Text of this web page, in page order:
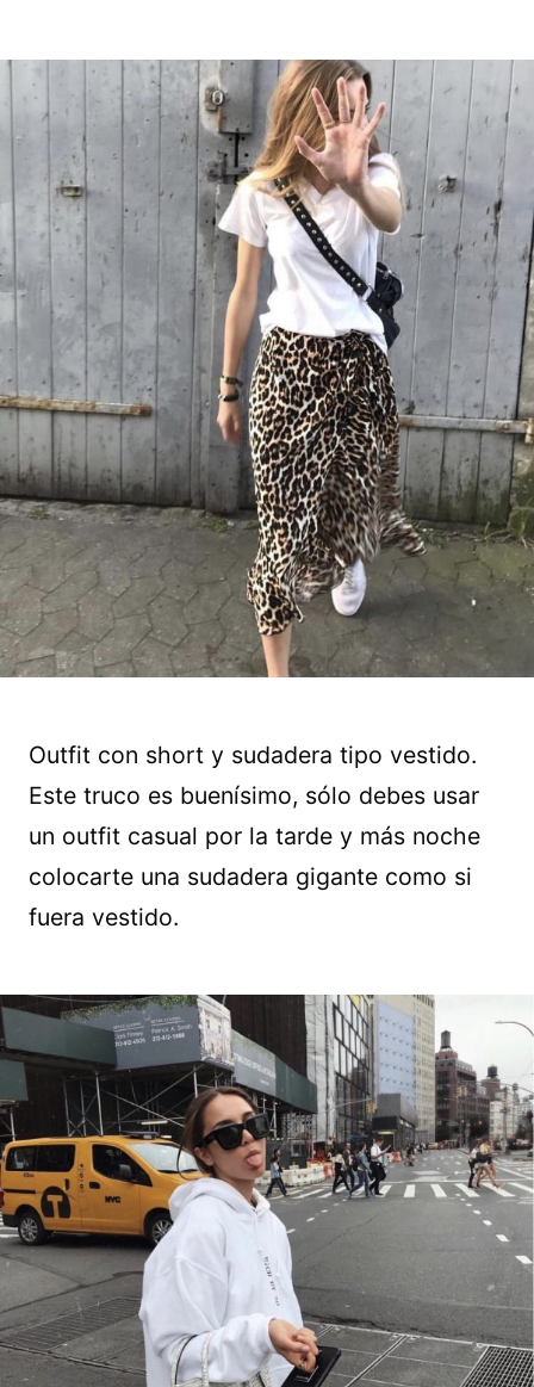
Outfit con short y sudadera tipo vestido.
Este truco es buenísimo, sólo debes usar
un outfit casual por la tarde y más noche
colocarte una sudadera gigante como si
fuera vestido.